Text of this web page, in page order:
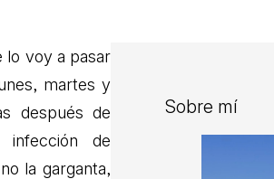
lo voy a pasar
martes y
después de
de
la garganta,
Sobre mí